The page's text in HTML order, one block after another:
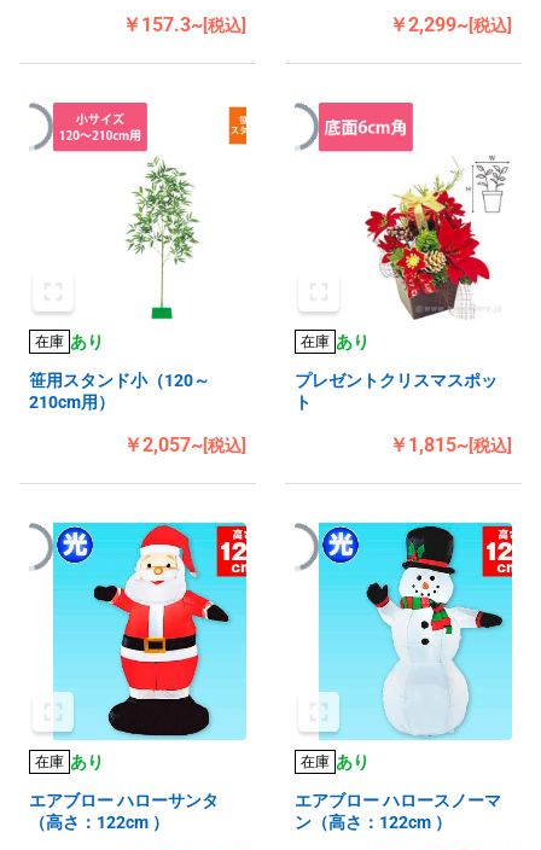
￥157.3~[税込] ￥2,299~[税込]
在庫 あり
笹用スタンド小（120～
210cm用）
￥2,057~[税込]
在庫 あり
プレゼントクリスマスポッ
ト
￥1,815~[税込]
在庫 あり
エアブロー ハローサンタ
（高さ：122cm ）
在庫 あり
エアブロー ハロースノーマ
ン（高さ：122cm ）